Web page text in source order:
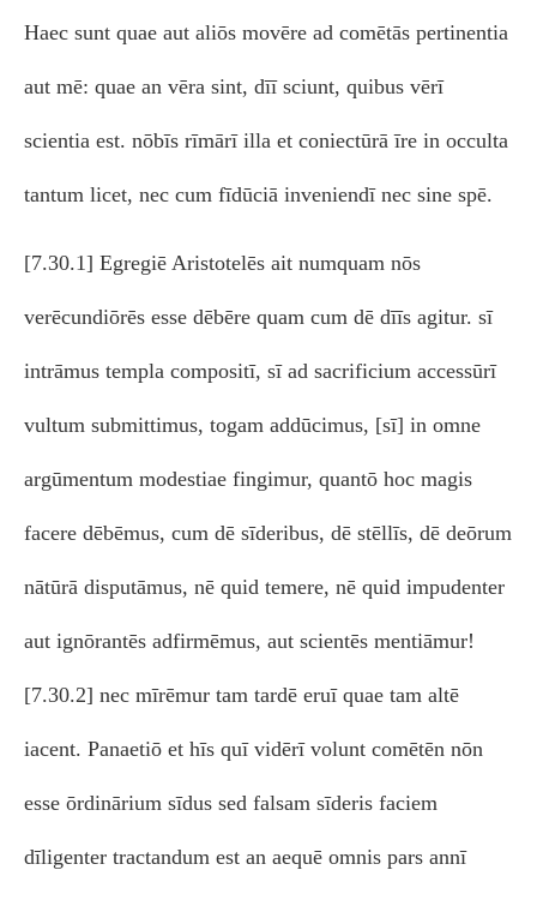
Haec sunt quae aut aliōs movēre ad comētās pertinentia
aut mē: quae an vēra sint, dīī sciunt, quibus vērī
scientia est. nōbīs rīmārī illa et coniectūrā īre in occulta
tantum licet, nec cum fīdūciā inveniendī nec sine spē.
[7.30.1] Egregiē Aristotelēs ait numquam nōs
verēcundiōrēs esse dēbēre quam cum dē dīīs agitur. sī
intrāmus templa compositī, sī ad sacrificium accessūrī
vultum submittimus, togam addūcimus, [sī] in omne
argūmentum modestiae fingimur, quantō hoc magis
facere dēbēmus, cum dē sīderibus, dē stēllīs, dē deōrum
nātūrā disputāmus, nē quid temere, nē quid impudenter
aut ignōrantēs adfirmēmus, aut scientēs mentiāmur!
[7.30.2] nec mīrēmur tam tardē eruī quae tam altē
iacent. Panaetiō et hīs quī vidērī volunt comētēn nōn
esse ōrdinārium sīdus sed falsam sīderis faciem
dīligenter tractandum est an aequē omnis pars annī